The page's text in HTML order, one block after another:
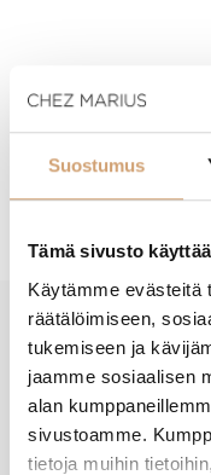
Suostumus
Tämä sivusto
Käytämme evästeitä
räätälöimiseen,
tukemiseen ja
jaamme sosiaalisen
alan
sivustoamme.
tietoja muihin
Tuotekuvaus
-
New content loaded